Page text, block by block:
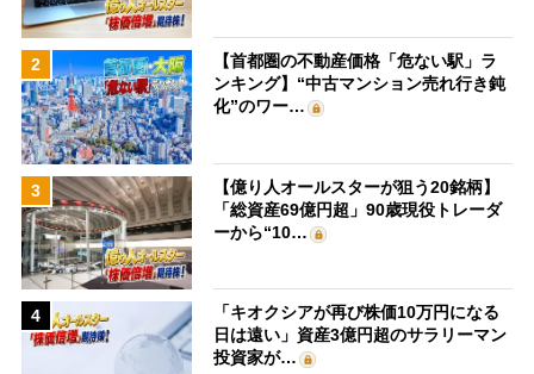
2
【首都圏の不動産価格「危ない駅」ラ
ンキング】“中古マンション売れ行き鈍
化”のワー…
3
【億り人オールスターが狙う20銘柄】
「総資産69億円超」90歳現役トレーダ
ーから“10…
4
「キオクシアが再び株価10万円になる
日は遠い」資産3億円超のサラリーマン
投資家が…